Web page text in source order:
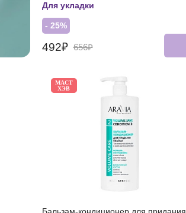
Для укладки
- 25%
492₽ 656₽
МАСТ
ХЭВ